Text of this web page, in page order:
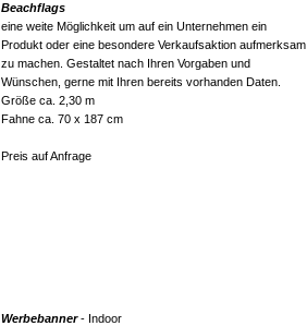
Beachflags
eine weite Möglichkeit um auf ein Unternehmen ein
Produkt oder eine besondere Verkaufsaktion aufmerksam
zu machen. Gestaltet nach Ihren Vorgaben und
Wünschen, gerne mit Ihren bereits vorhanden Daten.
Größe ca. 2,30 m
Fahne ca. 70 x 187 cm
Preis auf Anfrage
Werbebanner- Indoor